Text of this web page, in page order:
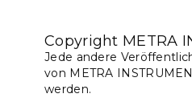
Copyright METRA
Jede andere
von METRA
werden.